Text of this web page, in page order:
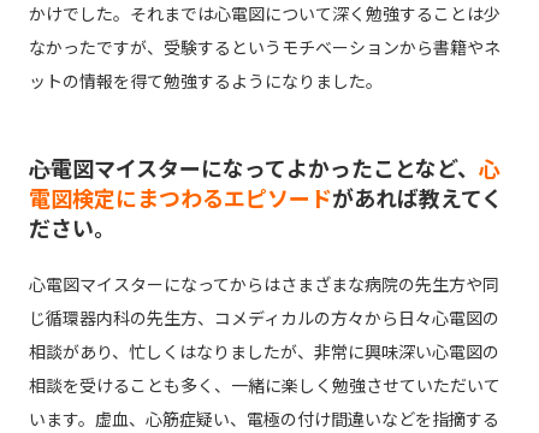
かけでした。それまでは心電図について深く勉強することは少
なかったですが、受験するというモチベーションから書籍やネ
ットの情報を得て勉強するようになりました。
――心電図マイスターになってよかったことなど、 心
電図検定にまつわるエピソードがあれば教えてく
ださい。
心電図マイスターになってからはさまざまな病院の先生方や同
じ循環器内科の先生方、コメディカルの方々から日々心電図の
相談があり、忙しくはなりましたが、非常に興味深い心電図の
相談を受けることも多く、一緒に楽しく勉強させていただいて
います。虚血、心筋症疑い、電極の付け間違いなどを指摘する